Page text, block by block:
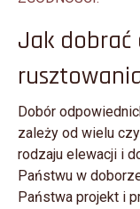
Jak
Dobór
zależy od wielu
rodzaju elewacji i
Państwu w
Państwa projekt i